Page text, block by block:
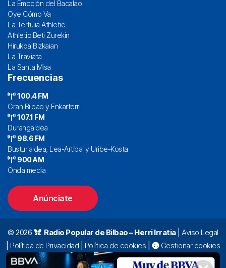
La Emoción del Bacalao
Oye Cómo Va
La Tertulia Athletic
Athletic Beti Zurekin
Hirukoa Bizkaian
La Traviata
La Santa Misa
Frecuencias
100.4 FM
Gran Bilbao y Enkarterri
107.1 FM
Durangaldea
98.6 FM
Busturialdea, Lea-Artibai y Uribe-Kosta
900 AM
Onda media
Anúnciate
© 2026 Radio Popular de Bilbao – Herri Irratia| Aviso Legal
Política de Privacidad Política de cookies
Gestionar cookies
Alda. Mazarredo, 47 – 7º 48009 Bilbao |
94 423 92 00|